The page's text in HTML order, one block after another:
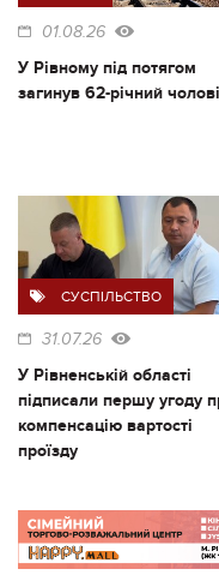
01.08.26
У Рівному під потягом
загинув 62-річний
СУСПІЛЬСТВО
31.07.26
У Рівненській області
підписали першу угоду
компенсацію вартості
проїзду